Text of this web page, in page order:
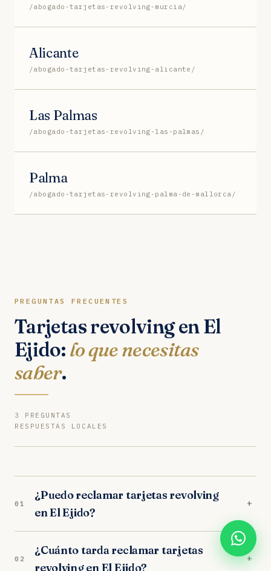
/abogado-tarjetas-revolving-murcia/
Alicante
/abogado-tarjetas-revolving-alicante/
Las Palmas
/abogado-tarjetas-revolving-las-palmas/
Palma
/abogado-tarjetas-revolving-palma-de-mallorca/
PREGUNTAS FRECUENTES
Tarjetas revolving en El
Ejido: lo que necesitas
saber.
3 PREGUNTAS
RESPUESTAS LOCALES
01
¿Puedo reclamar tarjetas revolving
en El Ejido?
+
especialistas en tarjetas revolving. Analizamos tu
02
¿Cuánto tarda reclamar tarjetas
revolving en El Ejido?
+